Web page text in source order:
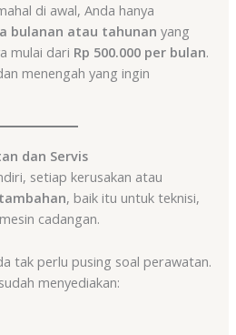
di awal, Anda hanya
bulanan atau tahunan yang
mulai dari Rp 500.000 per bulan.
menengah yang ingin
dan Servis
setiap kerusakan atau
, baik itu untuk teknisi,
cadangan.
tak perlu pusing soal perawatan.
menyediakan: